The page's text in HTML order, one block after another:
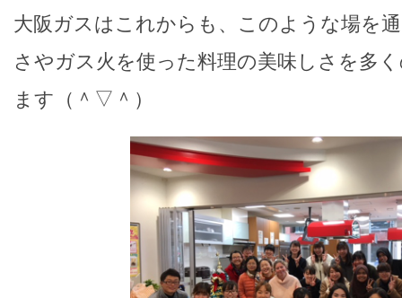
大阪ガスはこれからも、このような場を
さやガス火を使った料理の美味しさを多
ます（＾▽＾）